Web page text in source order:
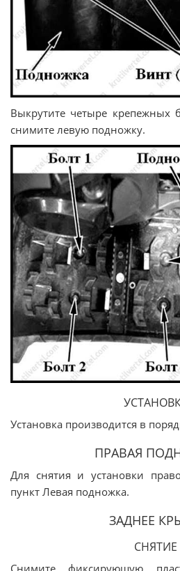
Выкрутите четыре крепежных
снимите левую подножку.
Установка производится в
ПРАВАЯ
Для снятия и установки
пункт Левая подножка.
ЗАДНЕЕ
СНЯТИЕ